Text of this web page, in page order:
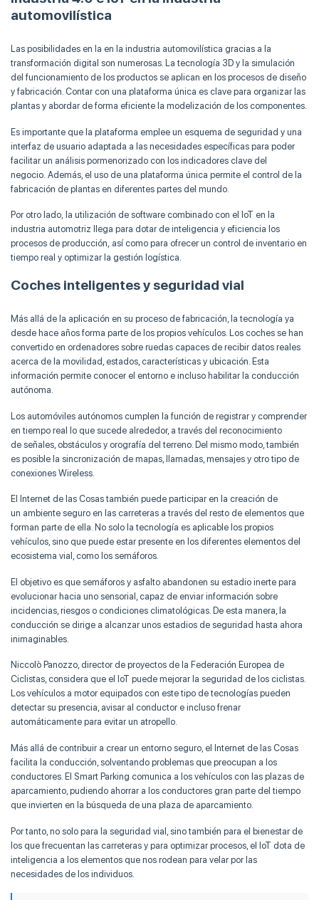
automovilística
Las posibilidades en la en la industria automovilística gracias a la
transformación digital son numerosas. La tecnología 3D y la simulación
del funcionamiento de los productos se aplican en los procesos de diseño
y fabricación. Contar con una plataforma única es clave para organizar las
plantas y abordar de forma eficiente la modelización de los componentes.
Es importante que la plataforma emplee un esquema de seguridad y una
interfaz de usuario adaptada a las necesidades específicas para poder
facilitar un análisis pormenorizado con los indicadores clave del
negocio. Además, el uso de una plataforma única permite el control de la
fabricación de plantas en diferentes partes del mundo.
Por otro lado, la utilización de software combinado con el IoT en la
industria automotriz llega para dotar de inteligencia y eficiencia los
procesos de producción, así como para ofrecer un control de inventario en
tiempo real y optimizar la gestión logística.
Coches inteligentes y seguridad vial
Más allá de la aplicación en su proceso de fabricación, la tecnología ya
desde hace años forma parte de los propios vehículos. Los coches se han
convertido en ordenadores sobre ruedas capaces de recibir datos reales
acerca de la movilidad, estados, características y ubicación. Esta
información permite conocer el entorno e incluso habilitar la conducción
autónoma.
Los automóviles autónomos cumplen la función de registrar y comprender
en tiempo real lo que sucede alrededor, a través del reconocimiento
de señales, obstáculos y orografía del terreno. Del mismo modo, también
es posible la sincronización de mapas, llamadas, mensajes y otro tipo de
conexiones Wireless.
El Internet de las Cosas también puede participar en la creación de
un ambiente seguro en las carreteras a través del resto de elementos que
forman parte de ella. No solo la tecnología es aplicable los propios
vehículos, sino que puede estar presente en los diferentes elementos del
ecosistema vial, como los semáforos.
El objetivo es que semáforos y asfalto abandonen su estadio inerte para
evolucionar hacia uno sensorial, capaz de enviar información sobre
incidencias, riesgos o condiciones climatológicas. De esta manera, la
conducción se dirige a alcanzar unos estadios de seguridad hasta ahora
inimaginables.
Niccolò Panozzo, director de proyectos de la Federación Europea de
Ciclistas, considera que el IoT puede mejorar la seguridad de los ciclistas.
Los vehículos a motor equipados con este tipo de tecnologías pueden
detectar su presencia, avisar al conductor e incluso frenar
automáticamente para evitar un atropello.
Más allá de contribuir a crear un entorno seguro, el Internet de las Cosas
facilita la conducción, solventando problemas que preocupan a los
conductores. El Smart Parking comunica a los vehículos con las plazas de
aparcamiento, pudiendo ahorrar a los conductores gran parte del tiempo
que invierten en la búsqueda de una plaza de aparcamiento.
Por tanto, no solo para la seguridad vial, sino también para el bienestar de
los que frecuentan las carreteras y para optimizar procesos, el IoT dota de
inteligencia a los elementos que nos rodean para velar por las
necesidades de los individuos.